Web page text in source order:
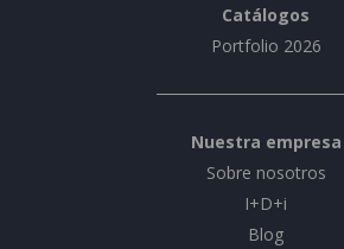
Catálogos
Portfolio 2026
Nuestra empresa
Sobre nosotros
I+D+i
Blog